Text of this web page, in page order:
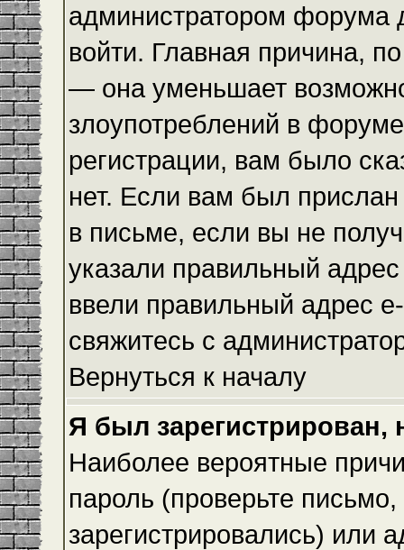
администратором форума
войти. Главная причина,
— она уменьшает
злоупотреблений в
регистрации, вам было
нет. Если вам был
в письме, если вы не
указали правильный
ввели правильный адрес
свяжитесь с
Вернуться к началу
Я был зарегистрирован,
Наиболее вероятные
пароль (проверьте
зарегистрировались) или